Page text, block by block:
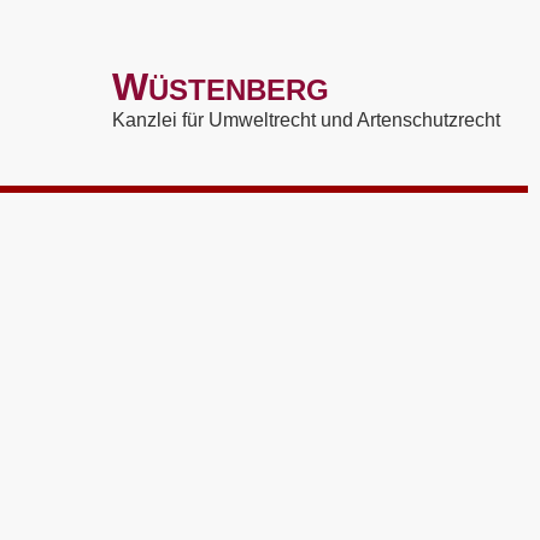
WÜSTENBERG
Kanzlei für Umweltrecht und Artenschutzrecht